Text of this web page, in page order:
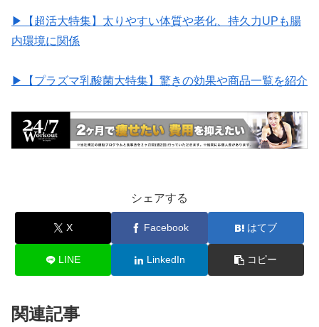
▶︎【超活大特集】太りやすい体質や老化、持久力UPも腸
内環境に関係
▶︎【プラズマ乳酸菌大特集】驚きの効果や商品一覧を紹介
シェアする
X Facebook はてブ
LINE LinkedIn コピー
関連記事